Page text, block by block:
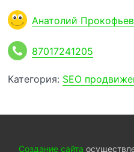
Анатолий Прокофьев
87017241205
Категория: SEO
Создание сайта